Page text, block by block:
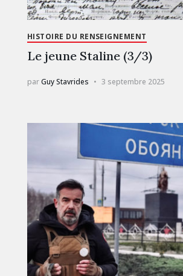
HISTOIRE DU RENSEIGNEMENT
Le jeune Staline (3/3)
parGuy Stavrides 3 septembre 2025